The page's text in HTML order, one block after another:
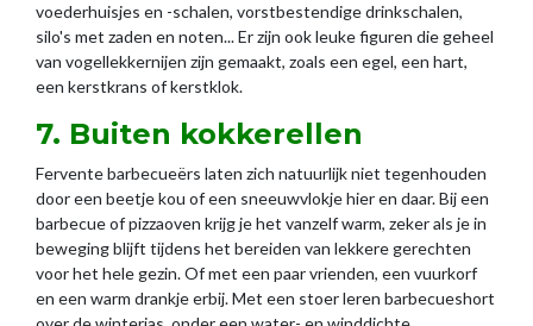
voederhuisjes en -schalen, vorstbestendige drinkschalen,
silo's met zaden en noten... Er zijn ook leuke figuren die geheel
van vogellekkernijen zijn gemaakt, zoals een egel, een hart,
een kerstkrans of kerstklok.
7. Buiten kokkerellen
Fervente barbecueërs laten zich natuurlijk niet tegenhouden
door een beetje kou of een sneeuwvlokje hier en daar. Bij een
barbecue of pizzaoven krijg je het vanzelf warm, zeker als je in
beweging blijft tijdens het bereiden van lekkere gerechten
voor het hele gezin. Of met een paar vrienden, een vuurkorf
en een warm drankje erbij. Met een stoer leren barbecueshort